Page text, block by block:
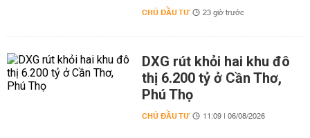
CHỦ ĐẦU TƯ 23 giờ trước
DXG rút khỏi hai khu đô
thị 6.200 tỷ ở Cần Thơ,
Phú Thọ
CHỦ ĐẦU TƯ 11:09 | 06/08/2026